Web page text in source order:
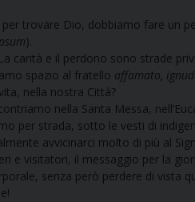
trovare Dio, dobbiamo fare un
).
carità e il perdono sono strade
spazio al fratello affamato,
nella nostra Città?
nella Santa Messa,
per strada, sotto le vesti di
avvicinarci molto di più al
visitatori, il messaggio per la
senza però perdere di vista